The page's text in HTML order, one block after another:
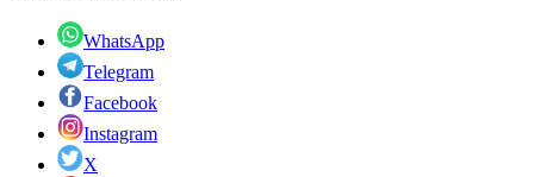
WhatsApp
Telegram
Facebook
Instagram
X